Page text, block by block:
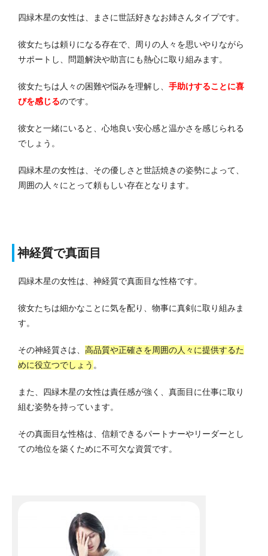
四緑木星の女性は、まさに世話好きなお姉さんタイプです。
彼女たちは頼りになる存在で、周りの人々を思いやりながら
サポートし、問題解決や助言にも熱心に取り組みます。
彼女たちは人々の困難や悩みを理解し、 手助けすることに喜
びを感じるのです。
彼女と一緒にいると、心地良い安心感と温かさを感じられる
でしょう。
四緑木星の女性は、その優しさと世話焼きの姿勢によって、
周囲の人々にとって頼もしい存在となります。
神経質で真面目
四緑木星の女性は、神経質で真面目な性格です。
彼女たちは細かなことに気を配り、物事に真剣に取り組みま
す。
その神経質さは、 高品質や正確さを周囲の人々に提供するた
めに役立つでしょう 。
また、四緑木星の女性は責任感が強く、真面目に仕事に取り
組む姿勢を持っています。
その真面目な性格は、信頼できるパートナーやリーダーとし
ての地位を築くために不可欠な資質です。